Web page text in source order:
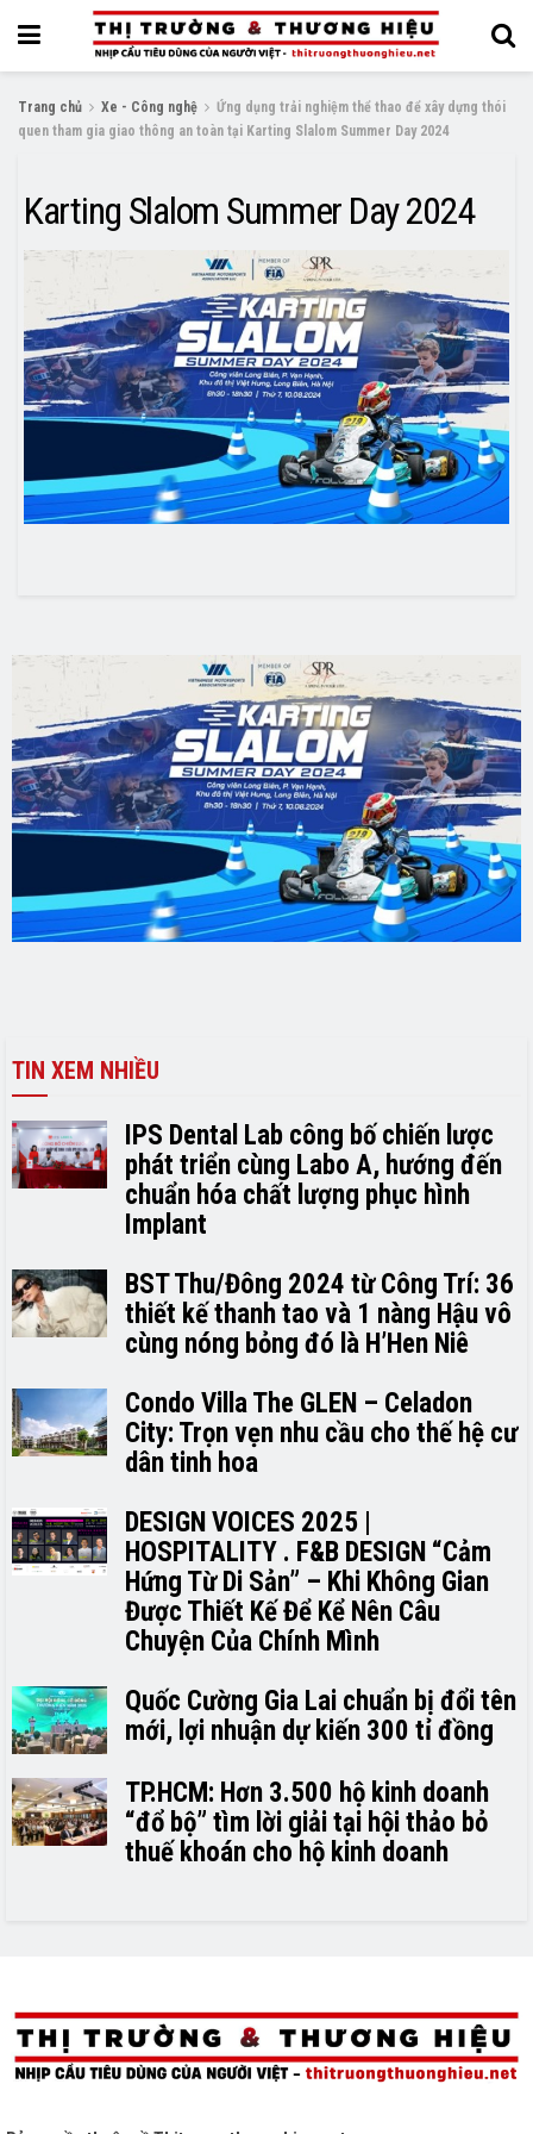
Trang chủ Xe - Công nghệ
Ứng dụng trải nghiệm thể thao để xây dựng thói
quen tham gia giao thông an toàn tại Karting Slalom Summer Day 2024
Karting Slalom Summer Day 2024
TIN XEM NHIỀU
IPS Dental Lab công bố chiến lược
phát triển cùng Labo A, hướng đến
chuẩn hóa chất lượng phục hình
Implant
BST Thu/Đông 2024 từ Công Trí: 36
thiết kế thanh tao và 1 nàng Hậu vô
cùng nóng bỏng đó là H’H­­­­en Niê
Condo Villa The GLEN – Celadon
City: Trọn vẹn nhu cầu cho thế hệ cư
dân tinh hoa
DESIGN VOICES 2025 |
HOSPITALITY . F&B DESIGN “Cảm
Hứng Từ Di Sản” – Khi Không Gian
Được Thiết Kế Để Kể Nên Câu
Chuyện Của Chính Mình
Quốc Cường Gia Lai chuẩn bị đổi tên
mới, lợi nhuận dự kiến 300 tỉ đồng
TP.HCM: Hơn 3.500 hộ kinh doanh
“đổ bộ” tìm lời giải tại hội thảo bỏ
thuế khoán cho hộ kinh doanh